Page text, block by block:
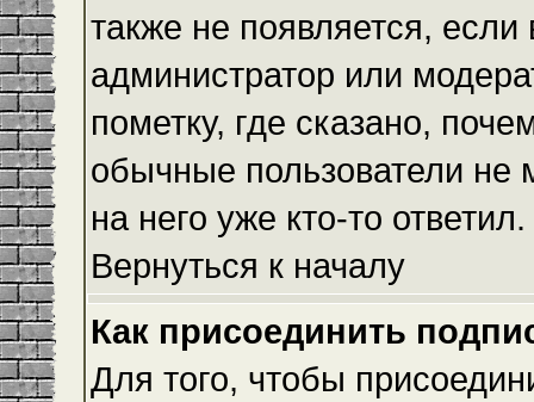
также не появляется,
администратор или
пометку, где сказано,
обычные пользователи не
на него уже кто-то ответил.
Вернуться к началу
Как присоединить
Для того, чтобы